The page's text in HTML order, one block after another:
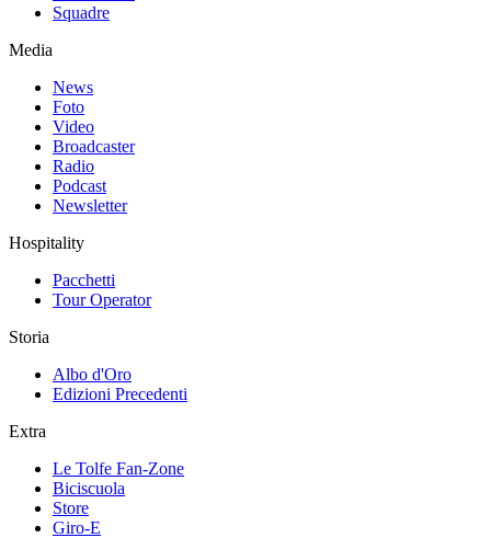
Squadre
Media
News
Foto
Video
Broadcaster
Radio
Podcast
Newsletter
Hospitality
Pacchetti
Tour Operator
Storia
Albo d'Oro
Edizioni Precedenti
Extra
Le Tolfe Fan-Zone
Biciscuola
Store
Giro-E